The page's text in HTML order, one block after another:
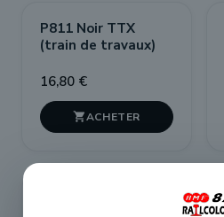
P811 Noir TTX
(train de travaux)
16,80 €
